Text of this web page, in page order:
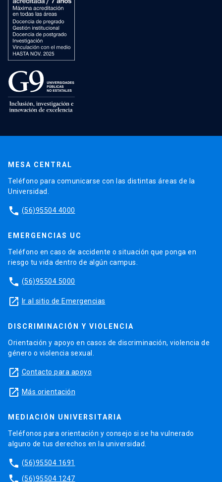
MESA CENTRAL
Teléfono para comunicarse con las distintas áreas de la
Universidad.
phone (56)95504 4000
EMERGENCIAS UC
Teléfono en caso de accidente o situación que ponga en
riesgo tu vida dentro de algún campus.
phone (56)95504 5000
launch Ir al sitio de Emergencias
DISCRIMINACIÓN Y VIOLENCIA
Orientación y apoyo en casos de discriminación, violencia de
género o violencia sexual.
launch Contacto para apoyo
launch Más orientación
MEDIACIÓN UNIVERSITARIA
Teléfonos para orientación y consejo si se ha vulnerado
alguno de tus derechos en la universidad.
phone (56)95504 1691
phone (56)95504 1247